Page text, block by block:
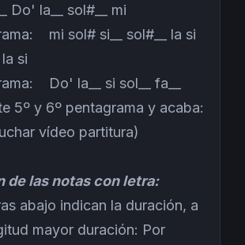
Do' la__ sol#__ mi
mi sol# si__ sol#__ la si
la si
Do' la__ si sol__ fa__
5º y 6º pentagrama y acaba:
vídeo partitura)
de las notas con letra:
abajo indican la duración, a
mayor duración: Por